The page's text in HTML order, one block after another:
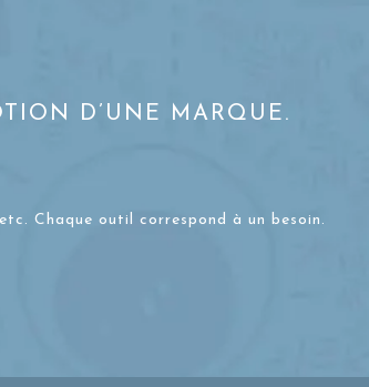
D’UNE MARQUE.
Chaque outil correspond à un besoin.